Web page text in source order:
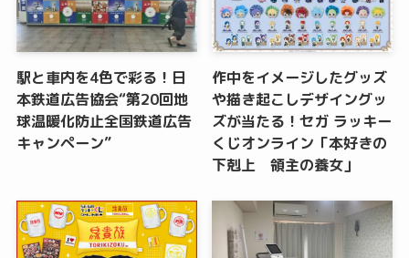
駅と車内を4色で彩る！日
本鉄道広告協会“第20回地
球温暖化防止全国鉄道広告
キャンペーン”
作中をイメージしたグッズ
や描き起こしデザイングッ
ズが当たる！セガ ラッキー
くじオンライン「本好きの
下剋上 領主の養女」